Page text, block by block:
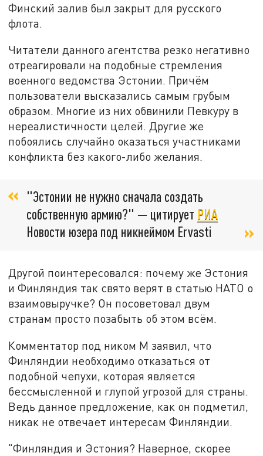
Финский залив был закрыт для русского
флота.
Читатели данного агентства резко негативно
отреагировали на подобные стремления
военного ведомства Эстонии. Причём
пользователи высказались самым грубым
образом. Многие из них обвинили Певкуру в
нереалистичности целей. Другие же
побоялись случайно оказаться участниками
конфликта без какого-либо желания.
"Эстонии не нужно сначала создать
собственную армию?" — цитирует РИА
Новости юзера под никнеймом Ervasti
Другой поинтересовался: почему же Эстония
и Финляндия так свято верят в статью НАТО о
взаимовыручке? Он посоветовал двум
странам просто позабыть об этом всём.
Комментатор под ником М заявил, что
Финляндии необходимо отказаться от
подобной чепухи, которая является
бессмысленной и глупой угрозой для страны.
Ведь данное предложение, как он подметил,
никак не отвечает интересам Финляндии.
"Финляндия и Эстония? Наверное, скорее